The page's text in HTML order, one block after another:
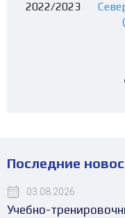
2022/2023
Последние
03.08.2026
Учебно-